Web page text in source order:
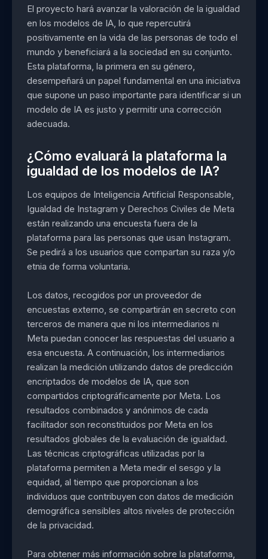
El proyecto hará avanzar la valoración de la igualdad
en los modelos de IA, lo que repercutirá
positivamente en la vida de las personas de todo el
mundo y beneficiará a la sociedad en su conjunto.
Esta plataforma, la primera en su género,
desempeñará un papel fundamental en una iniciativa
que supone un paso importante para identificar si un
modelo de IA es justo y permitir una corrección
adecuada.
¿Cómo evaluará la plataforma la
igualdad de los modelos de IA?
Los equipos de Inteligencia Artificial Responsable,
Igualdad de Instagram y Derechos Civiles de Meta
están realizando una encuesta fuera de la
plataforma para las personas que usan Instagram.
Se pedirá a los usuarios que compartan su raza y/o
etnia de forma voluntaria.
Los datos, recogidos por un proveedor de
encuestas externo, se compartirán en secreto con
terceros de manera que ni los intermediarios ni
Meta puedan conocer las respuestas del usuario a
esa encuesta. A continuación, los intermediarios
realizan la medición utilizando datos de predicción
encriptados de modelos de IA, que son
compartidos criptográficamente por Meta. Los
resultados combinados y anónimos de cada
facilitador son reconstituidos por Meta en los
resultados globales de la evaluación de igualdad.
Las técnicas criptográficas utilizadas por la
plataforma permiten a Meta medir el sesgo y la
equidad, al tiempo que proporcionan a los
individuos que contribuyen con datos de medición
demográfica sensibles altos niveles de protección
de la privacidad.
Para obtener más información sobre la plataforma,